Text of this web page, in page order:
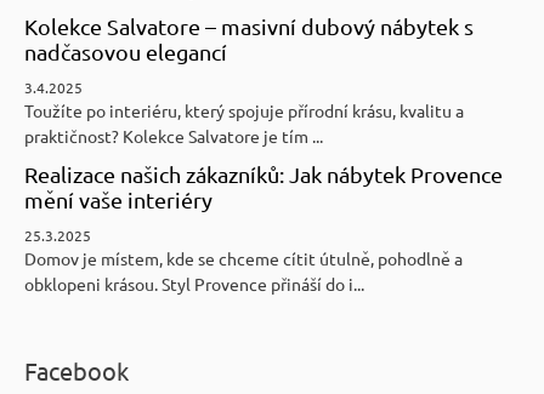
Kolekce Salvatore – masivní dubový nábytek s
nadčasovou elegancí
3.4.2025
Toužíte po interiéru, který spojuje přírodní krásu, kvalitu a
praktičnost? Kolekce Salvatore je tím ...
Realizace našich zákazníků: Jak nábytek Provence
mění vaše interiéry
25.3.2025
Domov je místem, kde se chceme cítit útulně, pohodlně a
obklopeni krásou. Styl Provence přináší do i...
Facebook